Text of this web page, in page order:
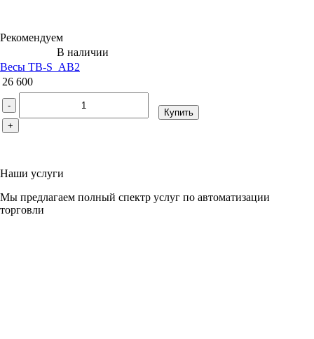
Рекомендуем
В наличии
Весы ТВ-S_АB2
26 600
-
+
Купить
Наши услуги
Мы предлагаем полный спектр услуг по автоматизации
торговли